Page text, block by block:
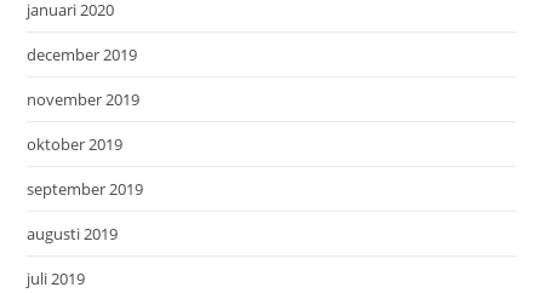
januari 2020
december 2019
november 2019
oktober 2019
september 2019
augusti 2019
juli 2019